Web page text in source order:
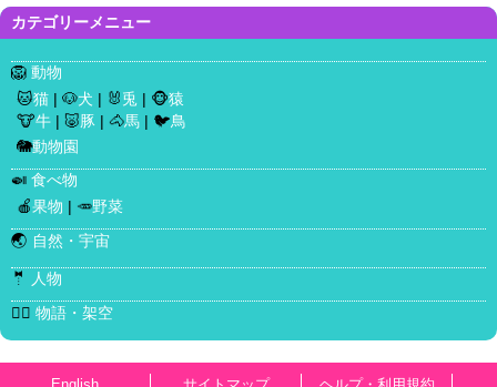
カテゴリーメニュー
🦁 動物
🐱猫 | 🐶犬 | 🐰兎 | 🐵猿
🐮牛 | 🐷豚 | 🐴馬 | 🐦鳥
🐘動物園
🍛 食べ物
🍎果物 | 🥕野菜
🌏 自然・宇宙
🤵
人物
🧜‍♀️ 物語・架空